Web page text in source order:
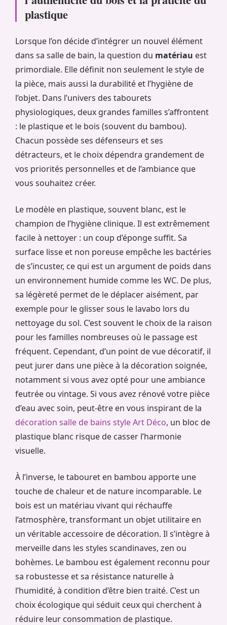
plastique
Lorsque l’on décide d’intégrer un nouvel élément
dans sa salle de bain, la question du matériau est
primordiale. Elle définit non seulement le style de
la pièce, mais aussi la durabilité et l’hygiène de
l’objet. Dans l’univers des tabourets
physiologiques, deux grandes familles s’affrontent
: le plastique et le bois (souvent du bambou).
Chacun possède ses défenseurs et ses
détracteurs, et le choix dépendra grandement de
vos priorités personnelles et de l’ambiance que
vous souhaitez créer.
Le modèle en plastique, souvent blanc, est le
champion de l’hygiène clinique. Il est extrêmement
facile à nettoyer : un coup d’éponge suffit. Sa
surface lisse et non poreuse empêche les bactéries
de s’incuster, ce qui est un argument de poids dans
un environnement humide comme les WC. De plus,
sa légèreté permet de le déplacer aisément, par
exemple pour le glisser sous le lavabo lors du
nettoyage du sol. C’est souvent le choix de la raison
pour les familles nombreuses où le passage est
fréquent. Cependant, d’un point de vue décoratif, il
peut jurer dans une pièce à la décoration soignée,
notamment si vous avez opté pour une ambiance
feutrée ou vintage. Si vous avez rénové votre pièce
d’eau avec soin, peut-être en vous inspirant de la
décoration salle de bains style Art Déco, un bloc de
plastique blanc risque de casser l’harmonie
visuelle.
À l’inverse, le tabouret en bambou apporte une
touche de chaleur et de nature incomparable. Le
bois est un matériau vivant qui réchauffe
l’atmosphère, transformant un objet utilitaire en
un véritable accessoire de décoration. Il s’intègre à
merveille dans les styles scandinaves, zen ou
bohèmes. Le bambou est également reconnu pour
sa robustesse et sa résistance naturelle à
l’humidité, à condition d’être bien traité. C’est un
choix écologique qui séduit ceux qui cherchent à
réduire leur consommation de plastique.